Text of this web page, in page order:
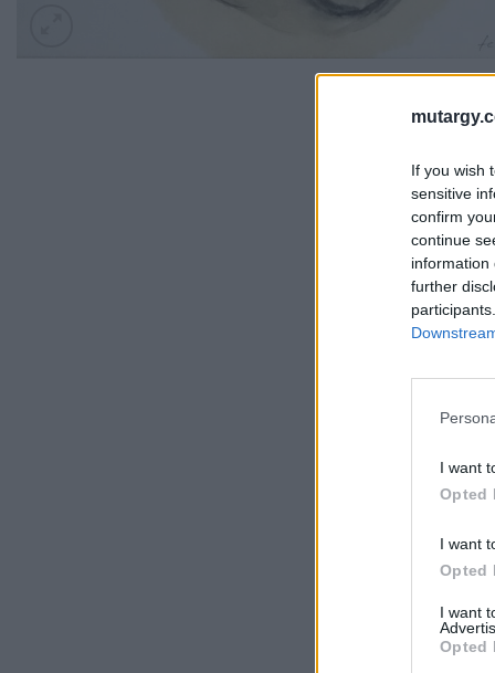
If you wish
sensitive
confirm
continue
information
further
I want
Opted
I want
Opted
I want
Opted